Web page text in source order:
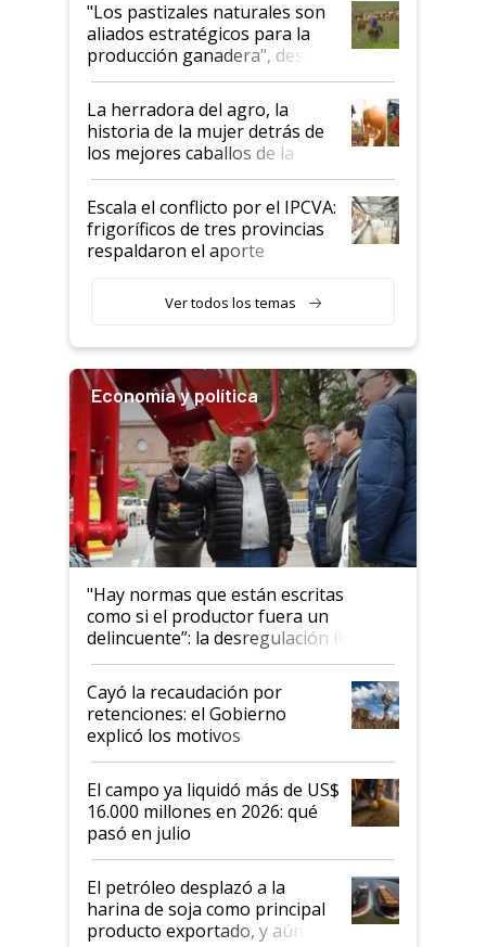
para el agro en Argentina, con
foco en la carne
"Los pastizales naturales son
aliados estratégicos para la
producción ganadera", destaca
la iniciativa que ya reúne a 46
establecimientos en Argentina
La herradora del agro, la
historia de la mujer detrás de
los mejores caballos de la
Argentina y los mitos que
todavía hacen sufrir a estos
animales: "Mientras me
descalificaban, yo seguí
haciendo currículum"
Escala el conflicto por el IPCVA:
frigoríficos de tres provincias
respaldaron el aporte
Ver todos los temas
Economía y política
"Hay normas que están escritas
como si el productor fuera un
delincuente”: la desregulación llegó
al Congreso Aapresid y hasta se
habló del financiamiento al IPCVA
Cayó la recaudación por
retenciones: el Gobierno
explicó los motivos
El campo ya liquidó más de US$
16.000 millones en 2026: qué
pasó en julio
El petróleo desplazó a la
harina de soja como principal
producto exportado, y aún así